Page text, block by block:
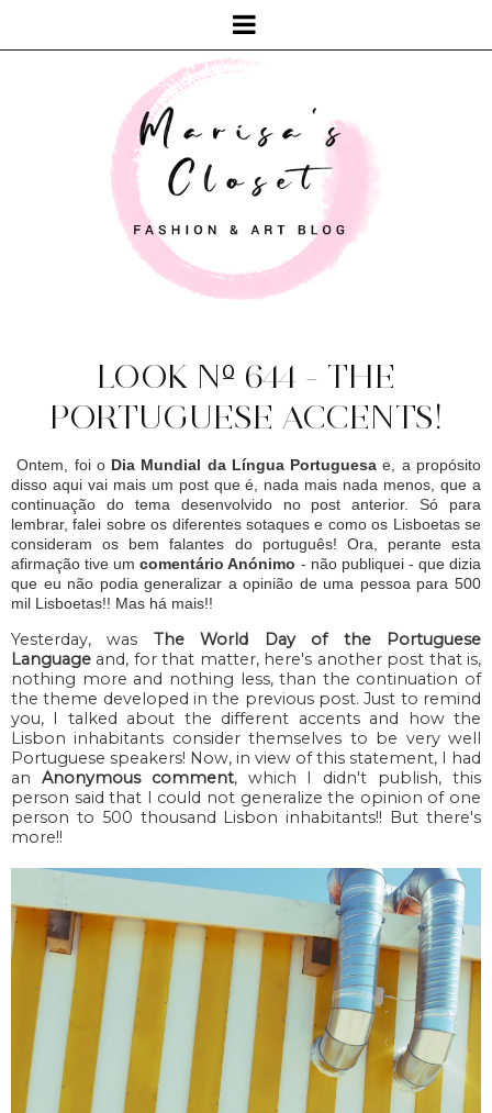
LOOK Nº 644 - THE
PORTUGUESE ACCENTS!
Ontem, foi o Dia Mundial da Língua Portuguesa e, a propósito
disso aqui vai mais um post que é, nada mais nada menos, que a
continuação do tema desenvolvido no post anterior. Só para
lembrar, falei sobre os diferentes sotaques e como os Lisboetas se
consideram os bem falantes do português! Ora, perante esta
afirmação tive umcomentário Anónimo - não publiquei - que dizia
que eu não podia generalizar a opinião de uma pessoa para 500
mil Lisboetas!! Mas há mais!!
Yesterday, was The World Day of the Portuguese
Language and, for that matter, here's another post that is,
nothing more and nothing less, than the continuation of
the theme developed in the previous post. Just to remind
you, I talked about the different accents and how the
Lisbon inhabitants consider themselves to be very well
Portuguese speakers! Now, in view of this statement, I had
an Anonymous comment, which I didn't publish, this
person said that I could not generalize the opinion of one
person to 500 thousand Lisbon inhabitants!! But there's
more!!